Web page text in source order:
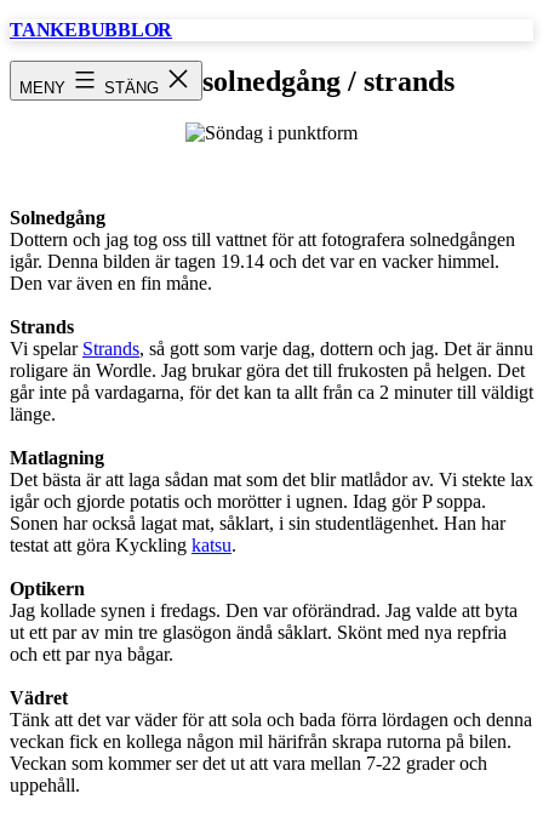
Hoppa
TANKEBUBBLOR
MENY STÄNG
Söndag / solnedgång / strands
Solnedgång
Dottern och jag tog oss till vattnet för att fotografera solnedgången
igår. Denna bilden är tagen 19.14 och det var en vacker himmel.
Den var även en fin måne.
Strands
Vi spelar Strands, så gott som varje dag, dottern och jag. Det är ännu
roligare än Wordle. Jag brukar göra det till frukosten på helgen. Det
går inte på vardagarna, för det kan ta allt från ca 2 minuter till väldigt
länge.
Matlagning
Det bästa är att laga sådan mat som det blir matlådor av. Vi stekte lax
igår och gjorde potatis och morötter i ugnen. Idag gör P soppa.
Sonen har också lagat mat, såklart, i sin studentlägenhet. Han har
testat att göra Kyckling katsu.
Optikern
Jag kollade synen i fredags. Den var oförändrad. Jag valde att byta
ut ett par av min tre glasögon ändå såklart. Skönt med nya repfria
och ett par nya bågar.
Vädret
Tänk att det var väder för att sola och bada förra lördagen och denna
veckan fick en kollega någon mil härifrån skrapa rutorna på bilen.
Veckan som kommer ser det ut att vara mellan 7-22 grader och
uppehåll.